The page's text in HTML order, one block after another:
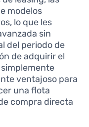
modelos
lo que les
sin
del periodo de
de adquirir el
ventajoso para
una flota
compra directa